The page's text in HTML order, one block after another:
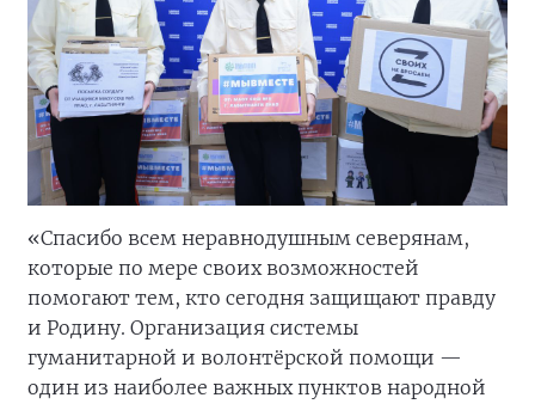
«Спасибо всем неравнодушным северянам,
которые по мере своих возможностей
помогают тем, кто сегодня защищают правду
и Родину. Организация системы
гуманитарной и волонтёрской помощи —
один из наиболее важных пунктов народной